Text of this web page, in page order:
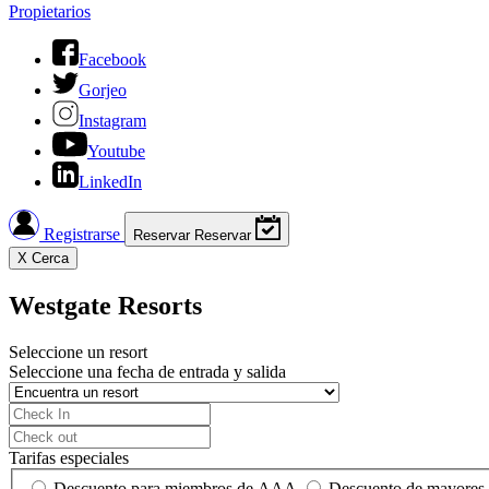
Propietarios
Facebook
Gorjeo
Instagram
Youtube
LinkedIn
Registrarse Reservar Reservar
X Cerca
Westgate Resorts
Seleccione un resort
Seleccione una fecha de entrada y salida
Tarifas especiales